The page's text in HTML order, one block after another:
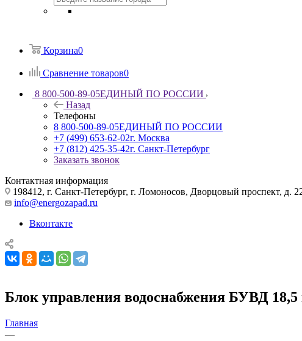
Корзина0
Сравнение товаров0
8 800-500-89-05ЕДИНЫЙ ПО РОССИИ
Назад
Телефоны
8 800-500-89-05ЕДИНЫЙ ПО РОССИИ
+7 (499) 653-62-02г. Москва
+7 (812) 425-35-42г. Санкт-Петербург
Заказать звонок
Контактная информация
198412, г. Санкт-Петербург, г. Ломоносов, Дворцовый проспект, д.
info@energozapad.ru
Вконтакте
Блок управления водоснабжения БУВД
Главная
—